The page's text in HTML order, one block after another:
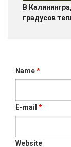
В
градусов
Name*
E-mail *
Website